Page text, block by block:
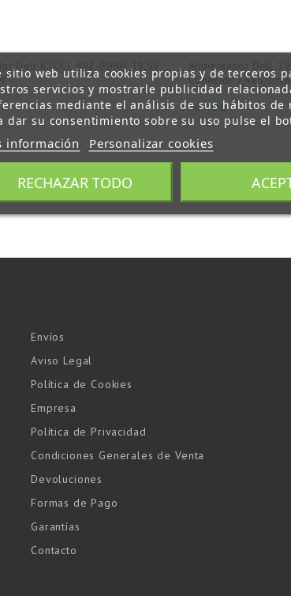
Dell KTCCJ, 492-BBNH 19,5V
Precio
46,43 €
Alimentador Dell
Conector
1-3 de 3 artículo(s)
Envíos
Aviso Legal
Política de Cookies
Empresa
Política de Privacidad
Condiciones Generales de Venta
Devoluciones
Formas de Pago
Garantías
Contacto
sitio web utiliza cookies propias y de terceros
servicios y mostrarle publicidad
mediante el análisis de sus hábitos de
dar su consentimiento sobre su uso pulse el
información Personalizar cookies
RECHAZAR TODO